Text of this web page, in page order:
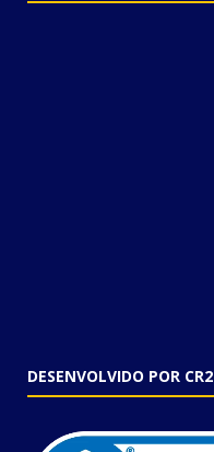
DESENVOLVIDO POR CR2